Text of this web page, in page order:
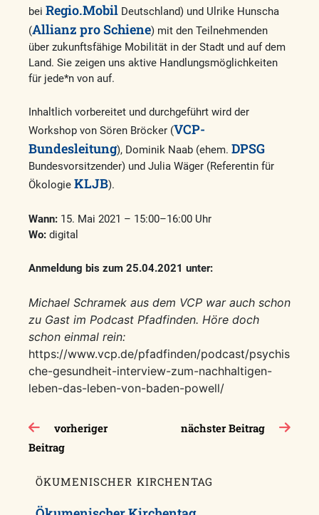
bei Regio.Mobil Deutschland) und Ulrike Hunscha
(Allianz pro Schiene) mit den Teilnehmenden
über zukunftsfähige Mobilität in der Stadt und auf dem
Land. Sie zeigen uns aktive Handlungsmöglichkeiten
für jede*n von auf.
Inhaltlich vorbereitet und durchgeführt wird der
Workshop von Sören Bröcker (VCP-
Bundesleitung), Dominik Naab (ehem. DPSG
Bundesvorsitzender) und Julia Wäger (Referentin für
Ökologie KLJB).
Wann: 15. Mai 2021 – 15:00–16:00 Uhr
Wo: digital
Anmeldung bis zum 25.04.2021 unter:
Michael Schramek aus dem VCP war auch schon
zu Gast im Podcast Pfadfinden. Höre doch
schon einmal rein:
https://www.vcp.de/pfadfinden/podcast/psychis
che-gesundheit-interview-zum-nachhaltigen-
leben-das-leben-von-baden-powell/
Beitragsnavigation
vorheriger
Beitrag
nächster Beitrag
ÖKUMENISCHER KIRCHENTAG